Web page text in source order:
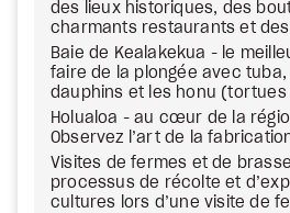
des lieux historiques, des
charmants restaurants et
Baie de Kealakekua - le
faire de la plongée avec
dauphins et les honu (tortues
Holualoa - au cœur de la
Observez l’art de la
Visites de fermes et de
processus de récolte et
cultures lors d’une visite de